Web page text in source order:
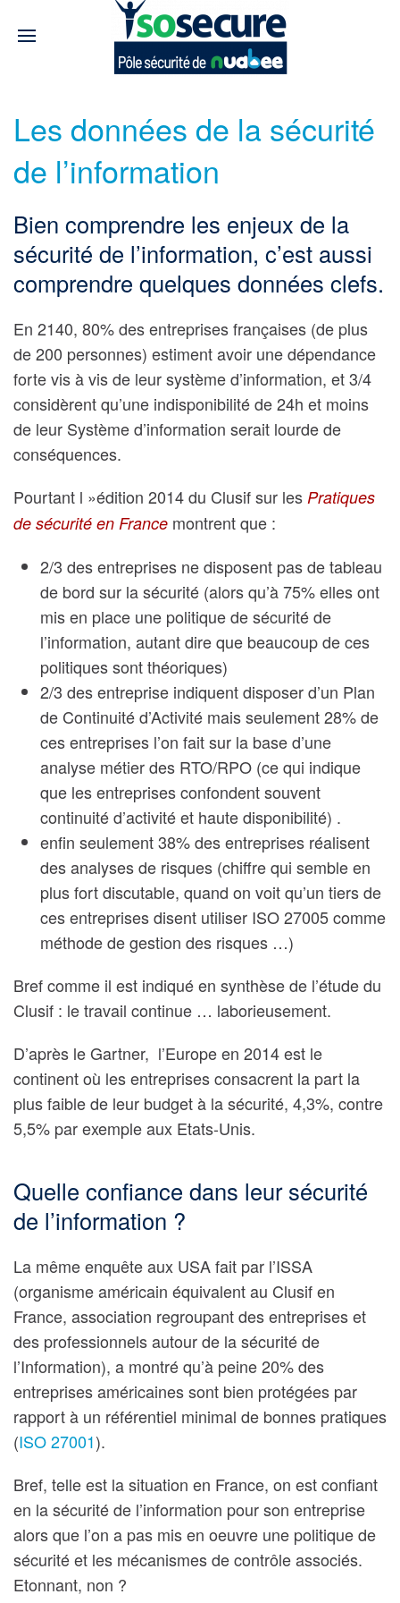
Les données de la sécurité
de l’information
Bien comprendre les enjeux de la
sécurité de l’information, c’est aussi
comprendre quelques données clefs.
En 2140, 80%des entreprises françaises (de plus
de 200 personnes) estiment avoir une dépendance
forte vis à vis de leur système d’information, et 3/4
considèrent qu’une indisponibilité de 24h et moins
de leur Système d’information serait lourde de
conséquences.
Pourtant l »édition 2014 du Clusif sur les Pratiques
de sécurité en France montrent que :
2/3 des entreprises ne disposent pas de tableau
de bord sur la sécurité (alors qu’à 75% elles ont
mis en place une politique de sécurité de
l’information, autant dire que beaucoup de ces
politiques sont théoriques)
2/3 des entreprise indiquent disposer d’un Plan
de Continuité d’Activité mais seulement 28% de
ces entreprises l’on fait sur la base d’une
analyse métier des RTO/RPO (ce qui indique
que les entreprises confondent souvent
continuité d’activité et haute disponibilité) .
enfin seulement 38% des entreprises réalisent
des analyses de risques (chiffre qui semble en
plus fort discutable, quand on voit qu’un tiers de
ces entreprises disent utiliser ISO 27005 comme
méthode de gestion des risques …)
Bref comme il est indiqué en synthèse de l’étude du
Clusif : le travail continue … laborieusement.
D’après le Gartner, l’Europe en 2014 est le
continent où les entreprises consacrent la part la
plus faible de leur budget à la sécurité, 4,3%, contre
5,5% par exemple aux Etats-Unis.
Quelle confiance dans leur sécurité
de l’information ?
La même enquête aux USA fait par l’ISSA
(organisme américain équivalent au Clusif en
France, association regroupant des entreprises et
des professionnels autour de la sécurité de
l’Information), a montré qu’à peine 20% des
entreprises américaines sont bien protégées par
rapport à un référentiel minimal de bonnes pratiques
(ISO 27001).
Bref, telle est la situation en France, on est confiant
en la sécurité de l’information pour son entreprise
alors que l’on a pas mis en oeuvre une politique de
sécurité et les mécanismes de contrôle associés.
Etonnant, non ?